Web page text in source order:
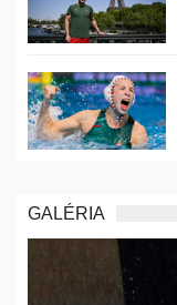
GALÉRIA